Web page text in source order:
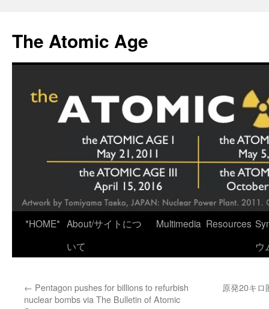
content
The Atomic Age
*HOME* About/サイトにつ
いて
Multimedia Resources
ウ
← Pentagon pushes for billions to refurbish
nuclear bombs via The Bulletin of Atomic
原発20キ